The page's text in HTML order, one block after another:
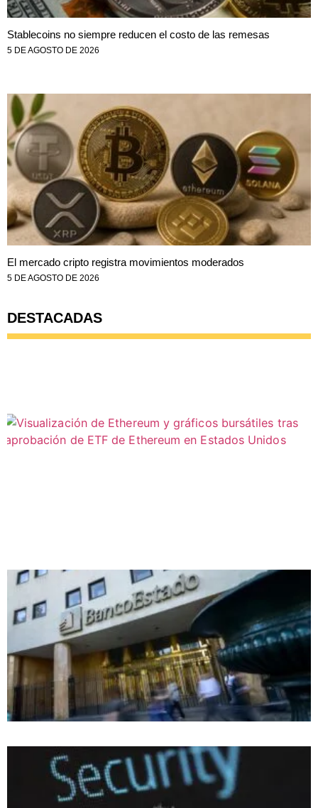
Stablecoins no siempre reducen el costo de las remesas
5 DE AGOSTO DE 2026
El mercado cripto registra movimientos moderados
5 DE AGOSTO DE 2026
DESTACADAS